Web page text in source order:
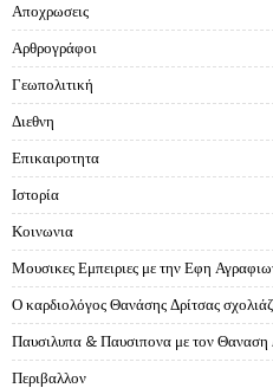
Αποχρωσεις
Αρθρογράφοι
Γεωπολιτική
Διεθνη
Επικαιροτητα
Ιστορία
Κοινωνια
Μουσικες Εμπειριες με την Εφη
Ο καρδιολόγος Θανάσης Δρίτσας
Παυσιλυπα & Παυσιπονα με τον Θαναση
Περιβαλλον